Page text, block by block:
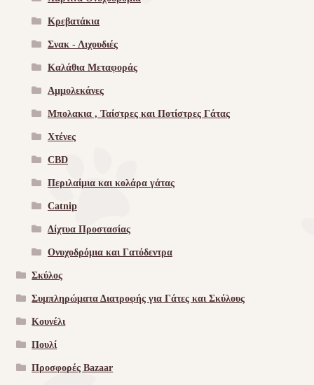
Κρεβατάκια
Σνακ - Λιχουδιές
Καλάθια Μεταφοράς
Αμμολεκάνες
Μπολακια , Ταίστρες και Ποτίστρες Γάτας
Χτένες
CBD
Περιλαίμια και κολάρα γάτας
Catnip
Δίχτυα Προστασίας
Ονυχοδρόμια και Γατόδεντρα
Σκύλος
Συμπληρώματα Διατροφής για Γάτες και Σκύλους
Κουνέλι
Πουλί
Προσφορές Bazaar